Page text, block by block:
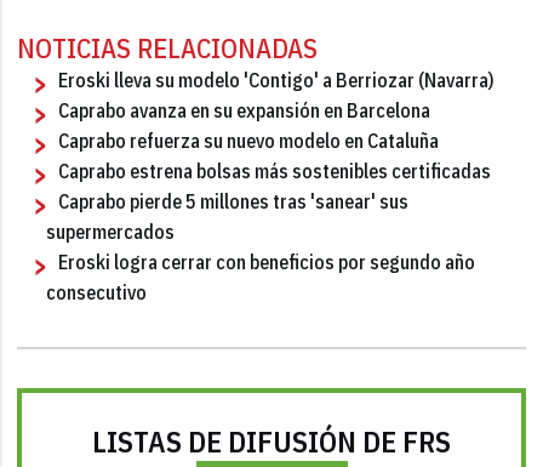
NOTICIAS RELACIONADAS
Eroski lleva su modelo 'Contigo' a Berriozar (Navarra)
Caprabo avanza en su expansión en Barcelona
Caprabo refuerza su nuevo modelo en Cataluña
Caprabo estrena bolsas más sostenibles certificadas
Caprabo pierde 5 millones tras 'sanear' sus
supermercados
Eroski logra cerrar con beneficios por segundo año
consecutivo
LISTAS DE DIFUSIÓN DE FRS